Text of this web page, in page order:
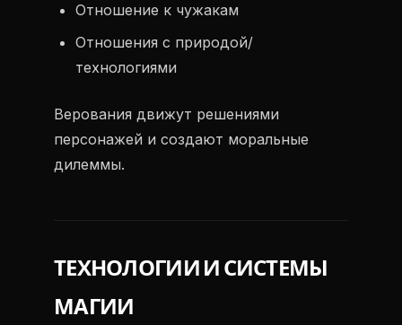
Отношение к чужакам
Отношения с природой/
технологиями
Верования движут решениями
персонажей и создают моральные
дилеммы.
ТЕХНОЛОГИИ И СИСТЕМЫ
МАГИИ